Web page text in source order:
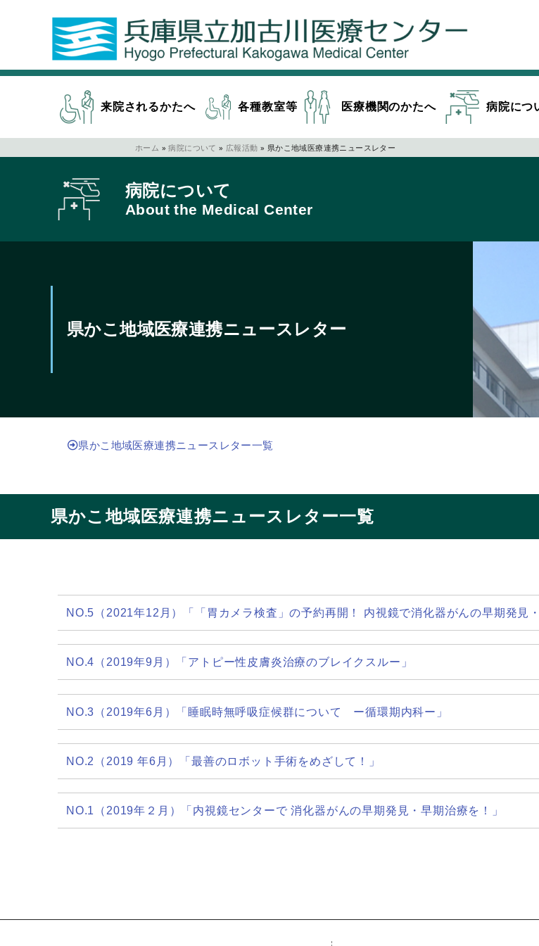
来院されるかたへ 各種教室等 医療機関のかたへ 病院につ
ホーム » 病院について » 広報活動 » 県かこ地域医療連携ニュースレター
病院について
About the Medical Center
県かこ地域医療連携ニュースレター
県かこ地域医療連携ニュースレター一覧
県かこ地域医療連携ニュースレター一覧
NO.5（2021年12月）「「胃カメラ検査」の予約再開！ 内視鏡で消化器がんの早期発見
NO.4（2019年9月）「アトピー性皮膚炎治療のブレイクスルー」
NO.3（2019年6月）「睡眠時無呼吸症候群について ー循環期内科ー」
NO.2（2019 年6月）「最善のロボット手術をめざして！」
NO.1（2019年２月）「内視鏡センターで 消化器がんの早期発見・早期治療を！」